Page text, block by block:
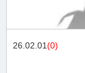
26.02.01(0)